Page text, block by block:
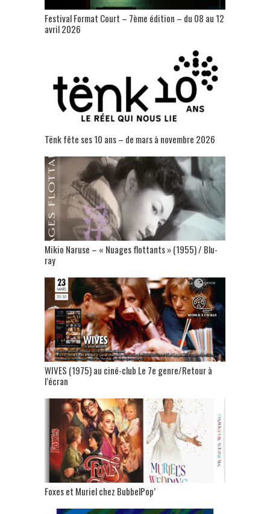
Festival Format Court – 7ème édition – du 08 au 12
avril 2026
Tënk fête ses 10 ans – de mars à novembre 2026
Mikio Naruse – « Nuages flottants » (1955) / Blu-
ray
WIVES (1975) au ciné-club Le 7e genre/Retour à
l’écran
Foxes et Muriel chez BubbelPop’